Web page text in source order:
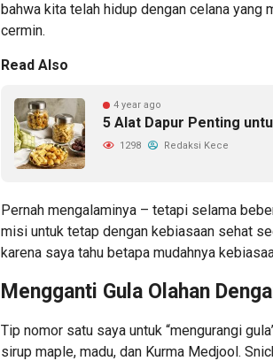
bahwa kita telah hidup dengan celana
cermin.
Read Also
4 year ago
5 Alat Dapur Penting
1298 Redaksi Kece
Pernah mengalaminya – tetapi selama
misi untuk tetap dengan kebiasaan sehat
karena saya tahu betapa mudahnya
Mengganti Gula Olahan
Tip nomor satu saya untuk “mengurangi
sirup maple, madu, dan Kurma Medjool.